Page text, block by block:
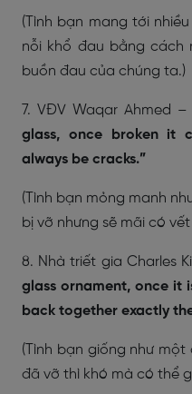
(Tình bạn mang tới
nỗi khổ đau bằng cách
buồn đau của chúng ta.)
7. VĐV Waqar Ahmed –
glass, once broken it
always be cracks.”
(Tình bạn mỏng manh
bị vỡ nhưng sẽ mãi có
8. Nhà triết gia Charles
glass ornament, once it
back together exactly
(Tình bạn giống như
đã vỡ thì khó mà có thể